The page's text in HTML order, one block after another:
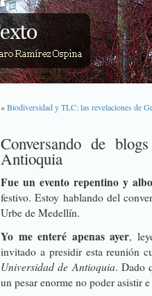
«Biodiversidad y TLC: las revelaciones de
Conversando de
Antioquia
Fue un evento repentino y
festivo. Estoy hablando del
Urbe de Medellín.
Yo me enteré apenas ayer,
invitado a presidir esta reunión
Universidad de Antioquia. Dado
un pesar enorme no poder asistir